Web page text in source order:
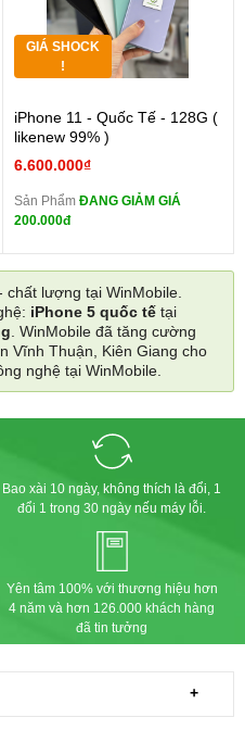
GIÁ SHOCK
!
iPhone 11 - Quốc Tế - 128G (
likenew 99% )
6.600.000₫
Sản Phẩm ĐANG GIẢM GIÁ
200.000đ
chất lượng tại WinMobile.
iPhone 5 quốc tế tại
. WinMobile đã tăng cường
Vĩnh Thuận, Kiên Giang cho
nghệ tại WinMobile.
Bao xài 10 ngày, không thích là đổi, 1
đổi 1 trong 30 ngày nếu máy lỗi.
Yên tâm 100% với thương hiệu hơn
4 năm và hơn 126.000 khách hàng
đã tin tưởng
+